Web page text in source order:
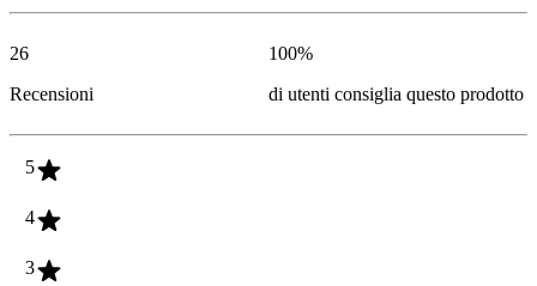
26
Recensioni
100%
di utenti consiglia questo prodotto
5
4
3